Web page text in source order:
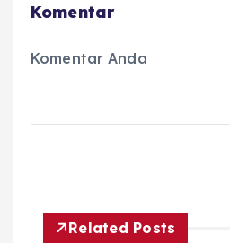
Komentar
Komentar Anda
Related Posts